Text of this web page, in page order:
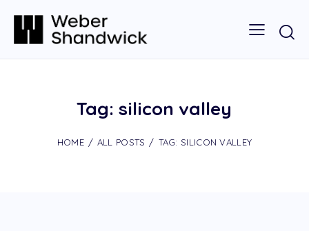
Tag: silicon valley
HOME ALL POSTS TAG: SILICON VALLEY